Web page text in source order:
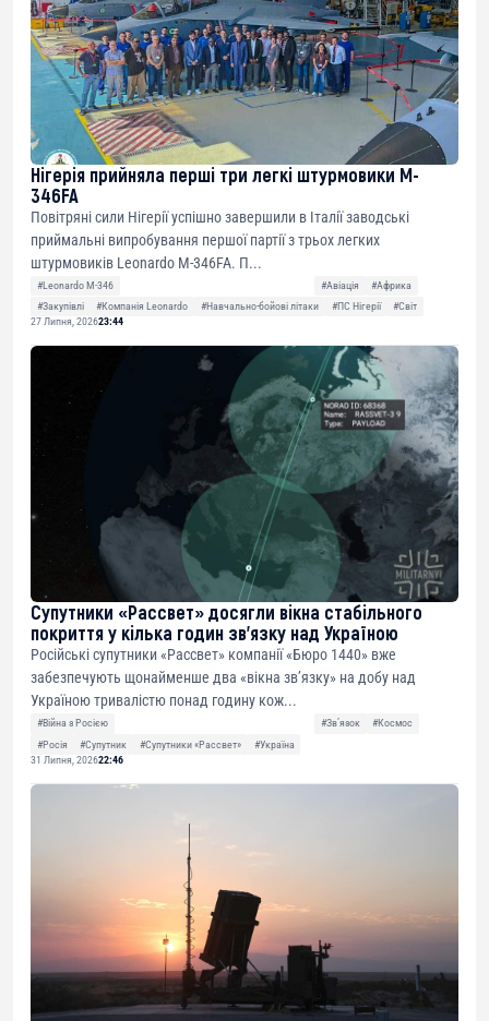
Нігерія прийняла перші три легкі штурмовики M-
346FA
Повітряні сили Нігерії успішно завершили в Італії заводські
приймальні випробування першої партії з трьох легких
штурмовиків Leonardo M-346FA. П...
#Leonardo M-346 #Авіація
#Африка
#Закупівлі
#Компанія Leonardo #Навчально-бойові літаки #ПС Нігерії
#Світ
27 Липня, 202623:44
Супутники «Рассвет» досягли вікна стабільного
покриття у кілька годин зв’язку над Україною
Російські супутники «Рассвет» компанії «Бюро 1440» вже
забезпечують щонайменше два «вікна зв’язку» на добу над
Україною тривалістю понад годину кож...
#Війна з Росією #Звʼязок
#Космос
#Росія
#Супутник #Супутники «Рассвет»
#Україна
31 Липня, 202622:46